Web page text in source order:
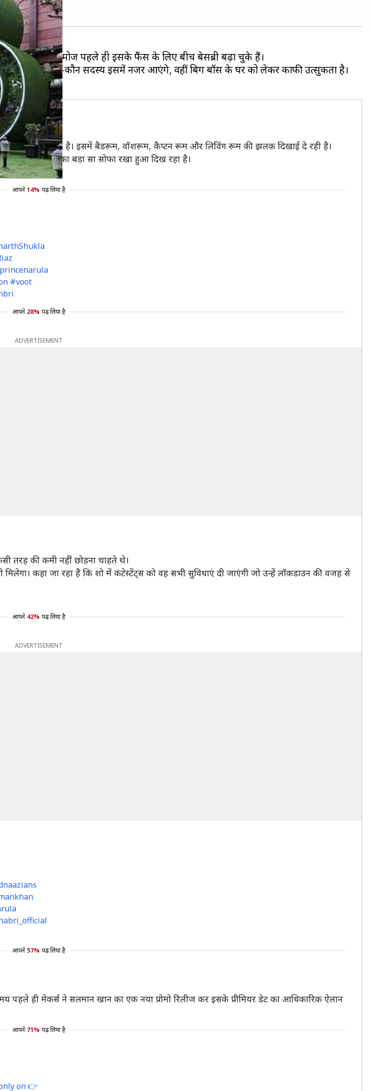
है। शो के प्रोमोज पहले ही इसके फैंस के लिए बीच बेसब्री बढ़ा चुके हैं।
हुए हैं और कौन-कौन सदस्य इसमें नजर आएंगे, वहीं बिग बॉस के घर को लेकर काफी उत्सुकता है।
तस्वीरें पोस्ट की है। इसमें बैडरूम, वॉशरूम, कैप्टन रूम और लिविंग रूम की झलक दिखाई दे रही है।
में सिल्वर रंग का बड़ा सा सोफा रखा हुआ दिख रहा है।
आपने 14% पढ़ लिया है
#voot
आपने 28% पढ़ लिया है
ADVERTISEMENT
तरह की कमी नहीं छोड़ना चाहते थे।
कहा जा रहा है कि शो में कंटेस्टेंट्स को वह सभी सुविधाएं दी जाएंगी जो उन्हें लॉकडाउन की वजह से
आपने 42% पढ़ लिया है
ADVERTISEMENT
आपने 57% पढ़ लिया है
पहले ही मेकर्स ने सलमान खान का एक नया प्रोमो रिलीज कर इसके प्रीमियर डेट का आधिकारिक ऐलान
आपने 71% पढ़ लिया है
on 👉